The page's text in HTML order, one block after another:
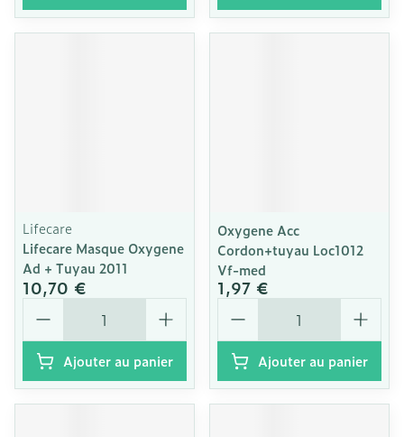
Lifecare
Lifecare Masque Oxygene
Ad + Tuyau 2011
10,70 €
Quantité
Ajouter au panier
Oxygene Acc
Cordon+tuyau Loc1012
Vf-med
1,97 €
Quantité
Ajouter au panier